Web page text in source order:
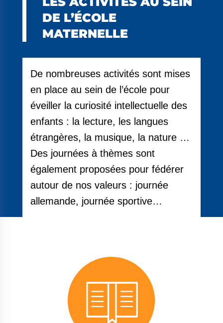
DE L’ÉCOLE
MATERNELLE
De nombreuses activités sont mises
en place au sein de l’école pour
éveiller la curiosité intellectuelle des
enfants : la lecture, les langues
étrangères, la musique, la nature …
Des journées à thèmes sont
également proposées pour fédérer
autour de nos valeurs : journée
allemande, journée sportive…